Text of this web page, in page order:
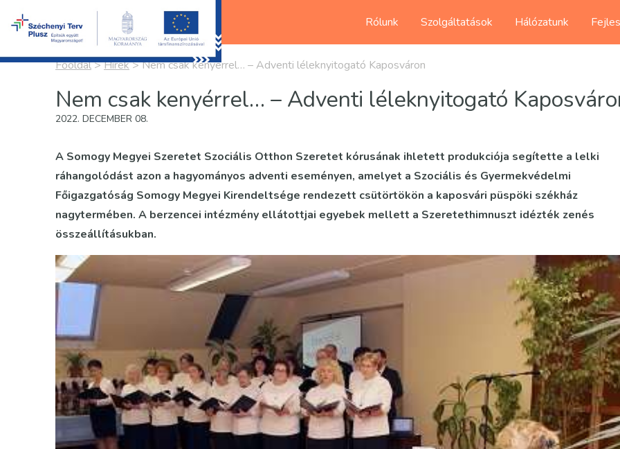
Rólunk Szolgáltatások Hálózatunk
Főoldal>Hírek>Nem csak kenyérrel… – Adventi léleknyitogató Kaposváron
Nem csak kenyérrel… – Adventi léleknyitogató
2022. DECEMBER 08.
A Somogy Megyei Szeretet Szociális Otthon Szeretet kórusának ihletett produkciója segítette a lelki
ráhangolódást azon a hagyományos adventi eseményen, amelyet a Szociális és Gyermekvédelmi
Főigazgatóság Somogy Megyei Kirendeltsége rendezett csütörtökön a kaposvári püspöki székház
nagytermében. A berzencei intézmény ellátottjai egyebek mellett a Szeretethimnuszt idézték zenés
összeállításukban.